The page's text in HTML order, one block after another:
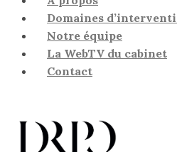
Domaines
Notre équipe
La WebTV du cabinet
Contact